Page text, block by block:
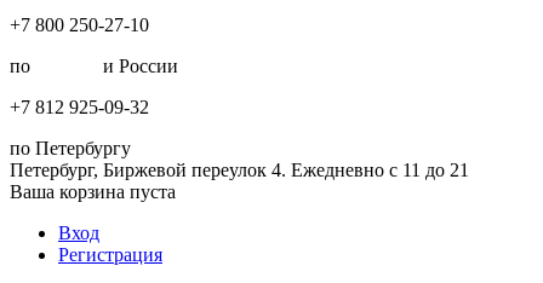
+7 800 250-27-10
по
и России
+7 812 925-09-32
по Петербургу
Петербург, Биржевой переулок 4. Ежедневно с 11 до 21
Ваша корзина пуста
Вход
Регистрация